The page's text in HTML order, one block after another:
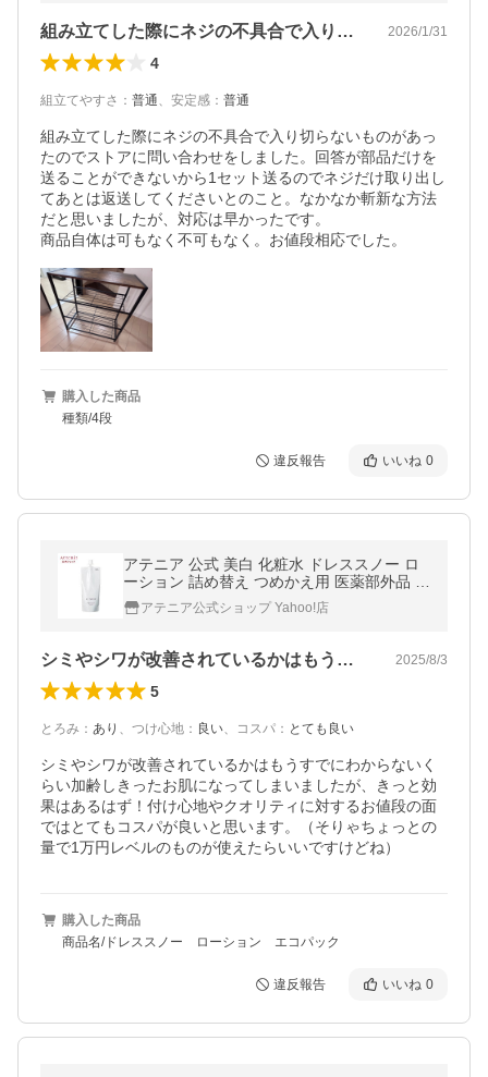
組み立てした際にネジの不具合で入り切ら… 2026/1/31
4
組立てやすさ ： 普通、 安定感 ： 普通
組み立てした際にネジの不具合で入り切らないものがあっ
たのでストアに問い合わせをしました。回答が部品だけを
送ることができないから1セット送るのでネジだけ取り出し
てあとは返送してくださいとのこと。なかなか斬新な方法
だと思いましたが、対応は早かったです。
商品自体は可もなく不可もなく。お値段相応でした。
購入した商品
種類/4段
違反報告 いいね 0
アテニア 公式 美白 化粧水 ドレススノー ロ
ーション 詰め替え つめかえ用 医薬部外品 保
湿 シミ シワ改善 シワ しわ エイジングケア
アテニア公式ショップ Yahoo!店
シミやシワが改善されているかはもうすで… 2025/8/3
5
とろみ ： あり 、 つけ心地 ： 良い、 コスパ ： とても良い
シミやシワが改善されているかはもうすでにわからないく
らい加齢しきったお肌になってしまいましたが、きっと効
果はあるはず！付け心地やクオリティに対するお値段の面
ではとてもコスパが良いと思います。（そりゃちょっとの
量で1万円レベルのものが使えたらいいですけどね）
購入した商品
商品名/ドレススノー ローション エコパック
違反報告 いいね 0